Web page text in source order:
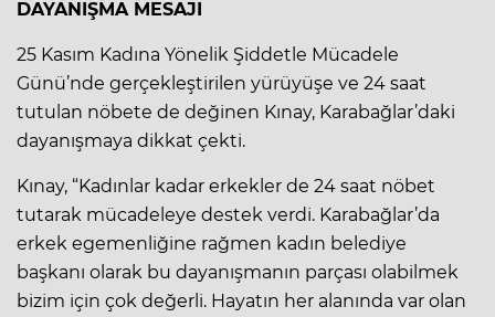
DAYANIŞMA MESAJI
25 Kasım Kadına Yönelik Şiddetle Mücadele
Günü’nde gerçekleştirilen yürüyüşe ve 24 saat
tutulan nöbete de değinen Kınay, Karabağlar’daki
dayanışmaya dikkat çekti.
Kınay, “Kadınlar kadar erkekler de 24 saat nöbet
tutarak mücadeleye destek verdi. Karabağlar’da
erkek egemenliğine rağmen kadın belediye
başkanı olarak bu dayanışmanın parçası olabilmek
bizim için çok değerli. Hayatın her alanında var olan